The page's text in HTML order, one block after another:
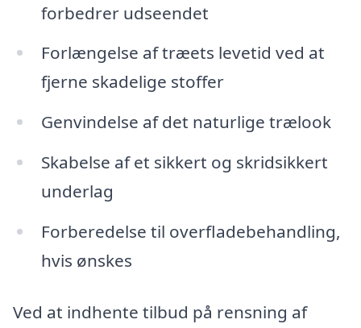
forbedrer udseendet
Forlængelse af træets levetid ved at
fjerne skadelige stoffer
Genvindelse af det naturlige trælook
Skabelse af et sikkert og skridsikkert
underlag
Forberedelse til overfladebehandling,
hvis ønskes
Ved at indhente tilbud på rensning af